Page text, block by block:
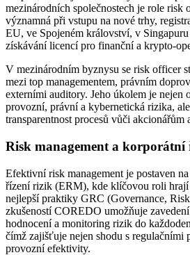
mezinárodních společnostech je role risk
významná při vstupu na nové trhy,
EU, ve Spojeném království, v
získávání licencí pro finanční a krypto-
V mezinárodním byznysu se risk officer
mezi top managementem, právním
externími auditory. Jeho úkolem je nejen
provozní, právní a kybernetická rizika,
transparentnost procesů vůči akcionářům
Risk management a
Efektivní risk management je postaven
řízení rizik (ERM), kde klíčovou roli hrají
nejlepší praktiky GRC (Governance,
zkušeností COREDO umožňuje
hodnocení a monitoring rizik do
čímž zajišťuje nejen shodu s regulačními
provozní efektivity.